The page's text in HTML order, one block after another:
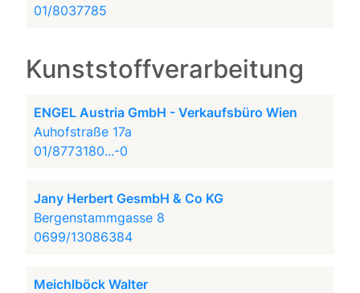
01/8037785
Kunststoffverarbeitung
ENGEL Austria GmbH - Verkaufsbüro Wien
Auhofstraße 17a
01/8773180...-0
Jany Herbert GesmbH & Co KG
Bergenstammgasse 8
0699/13086384
Meichlböck Walter